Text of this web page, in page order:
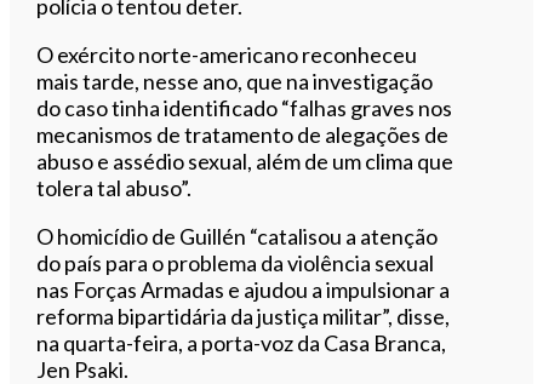
polícia o tentou deter.
O exército norte-americano reconheceu
mais tarde, nesse ano, que na investigação
do caso tinha identificado “falhas graves nos
mecanismos de tratamento de alegações de
abuso e assédio sexual, além de um clima que
tolera tal abuso”.
O homicídio de Guillén “catalisou a atenção
do país para o problema da violência sexual
nas Forças Armadas e ajudou a impulsionar a
reforma bipartidária da justiça militar”, disse,
na quarta-feira, a porta-voz da Casa Branca,
Jen Psaki.